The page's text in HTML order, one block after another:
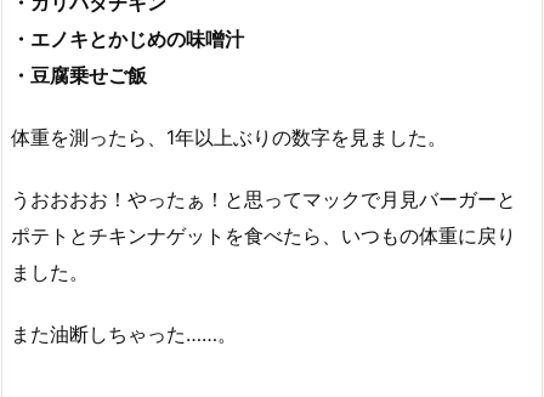
・エノキとかじめの味噌汁
・豆腐乗せご飯
体重を測ったら、1年以上ぶりの数字を見ました。
うおおおお！やったぁ！と思ってマックで月見バーガーと
ポテトとチキンナゲットを食べたら、いつもの体重に戻り
ました。
また油断しちゃった……。